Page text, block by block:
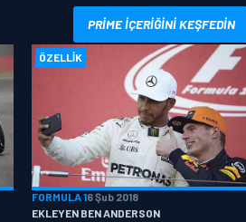
PRIME IÇERIĞINI KEŞFEDIN
ÖZELLIK
FORMULA 16 Şub 2018
EKLEYEN BEN ANDERSON